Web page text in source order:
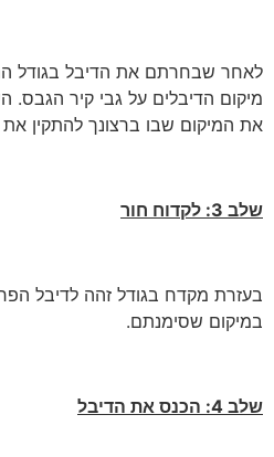
לאחר שבחרתם את הדיבל בגודל
מיקום הדיבלים על גבי קיר הגבס.
את המיקום שבו ברצונך להתקין את
שלב 3: לקדוח חור
בעזרת מקדח בגודל זהה לדיבל
במיקום שסימנתם.
שלב 4: הכנס את הדיבל